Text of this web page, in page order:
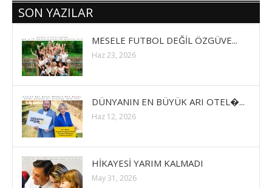
SON YAZILAR
MESELE FUTBOL DEĞİL ÖZGÜVE...
Haz 23, 2026
DÜNYANIN EN BÜYÜK ARI OTEL�...
Haz 12, 2026
HİKAYESİ YARIM KALMADI
May 31, 2026